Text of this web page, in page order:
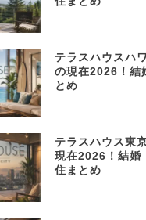
テラスハウスハ
の現在2026！結
とめ
テラスハウス東
現在2026！結婚
住まとめ